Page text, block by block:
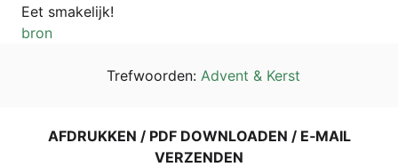
Eet sma­ke­li­jk!
bron
Tref­wo­or­den: Advent & Kerst
AFDRUK­KEN / PDF DOWN­LOA­DEN / E‑MAIL
VERZENDEN